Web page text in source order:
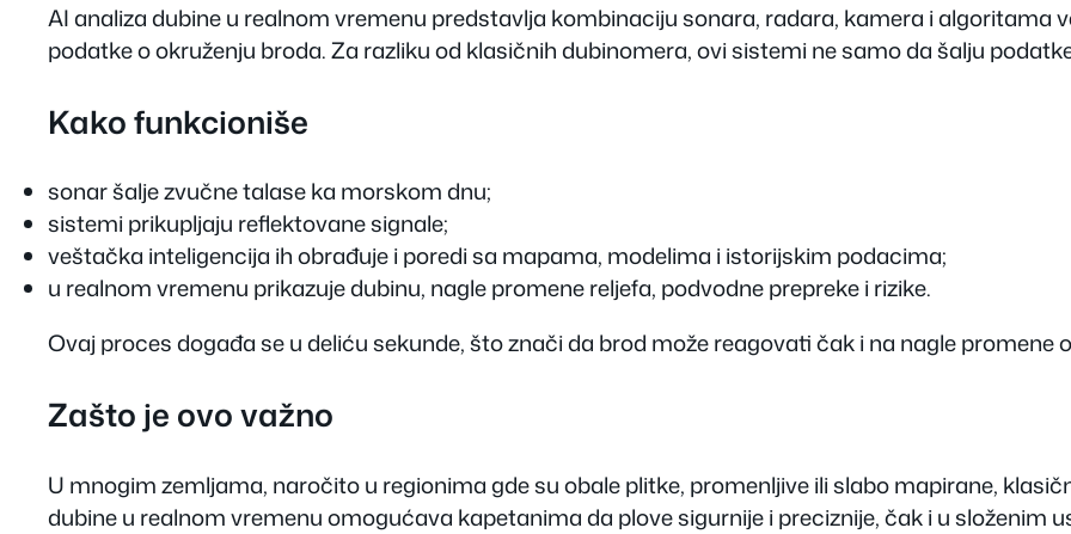
AI analiza dubine u realnom vremenu predstavlja kombinaciju sonara, radara, kamera i algoritama
podatke o okruženju broda. Za razliku od klasičnih dubinomera, ovi sistemi ne samo da šalju
Kako funkcioniše
sonar šalje zvučne talase ka morskom dnu;
sistemi prikupljaju reflektovane signale;
veštačka inteligencija ih obrađuje i poredi sa mapama, modelima i istorijskim podacima;
u realnom vremenu prikazuje dubinu, nagle promene reljefa, podvodne prepreke i rizike.
Ovaj proces događa se u deliću sekunde, što znači da brod može reagovati čak i na nagle promene
Zašto je ovo važno
U mnogim zemljama, naročito u regionima gde su obale plitke, promenljive ili slabo mapirane,
dubine u realnom vremenu omogućava kapetanima da plove sigurnije i preciznije, čak i u složenim